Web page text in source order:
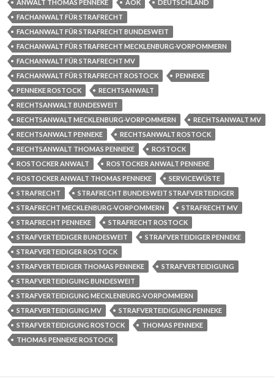
ANWALT THOMAS PENNEKE
AOK
DEUTSCHLAND
FACHANWALT FÜR STRAFRECHT
FACHANWALT FÜR STRAFRECHT BUNDESWEIT
FACHANWALT FÜR STRAFRECHT MECKLENBURG-VORPOMMERN
FACHANWALT FÜR STRAFRECHT MV
FACHANWALT FÜR STRAFRECHT ROSTOCK
PENNEKE
PENNEKE ROSTOCK
RECHTSANWALT
RECHTSANWALT BUNDESWEIT
RECHTSANWALT MECKLENBURG-VORPOMMERN
RECHTSANWALT MV
RECHTSANWALT PENNEKE
RECHTSANWALT ROSTOCK
RECHTSANWALT THOMAS PENNEKE
ROSTOCK
ROSTOCKER ANWALT
ROSTOCKER ANWALT PENNEKE
ROSTOCKER ANWALT THOMAS PENNEKE
SERVICEWÜSTE
STRAFRECHT
STRAFRECHT BUNDESWEIT STRAFVERTEIDIGER
STRAFRECHT MECKLENBURG-VORPOMMERN
STRAFRECHT MV
STRAFRECHT PENNEKE
STRAFRECHT ROSTOCK
STRAFVERTEIDIGER BUNDESWEIT
STRAFVERTEIDIGER PENNEKE
STRAFVERTEIDIGER ROSTOCK
STRAFVERTEIDIGER THOMAS PENNEKE
STRAFVERTEIDIGUNG
STRAFVERTEIDIGUNG BUNDESWEIT
STRAFVERTEIDIGUNG MECKLENBURG-VORPOMMERN
STRAFVERTEIDIGUNG MV
STRAFVERTEIDIGUNG PENNEKE
STRAFVERTEIDIGUNG ROSTOCK
THOMAS PENNEKE
THOMAS PENNEKE ROSTOCK